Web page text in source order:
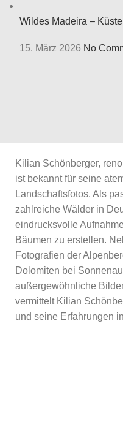
Wildes Madeira –
15. März 2026 No
Kilian Schönberger,
ist bekannt für seine
Landschaftsfotos. Als
zahlreiche Wälder in
eindrucksvolle
Bäumen zu erstellen.
Fotografien der
Dolomiten bei
außergewöhnliche
vermittelt Kilian
und seine Erfahrungen